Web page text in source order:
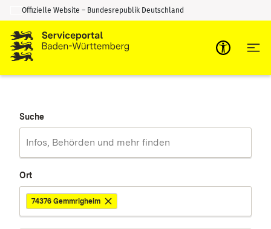
Zum Inhalt springen
Zur Suche springen
Offizielle Website – Bundesrepublik Deutschland
Suche
Ort
74376 Gemmrigheim